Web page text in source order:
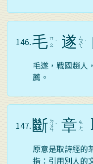
146.毛 ㄇ
ㄠ ˊ 遂 ㄙ
ㄨ
ㄟ
ˋ
毛遂，戰國趙人
薦。
147. 斷 ㄉ
ㄨ
ㄢ
ˋ 章 ㄓ
ㄤ
原意是取詩經的
指：引用別人的